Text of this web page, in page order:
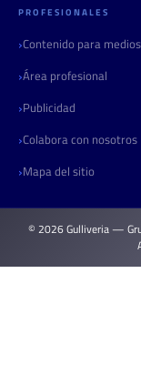
PROFESIONALES
Contenido para medios
Área profesional
Publicidad
Colabora con nosotros
Mapa del sitio
© 2026 Gulliveria —